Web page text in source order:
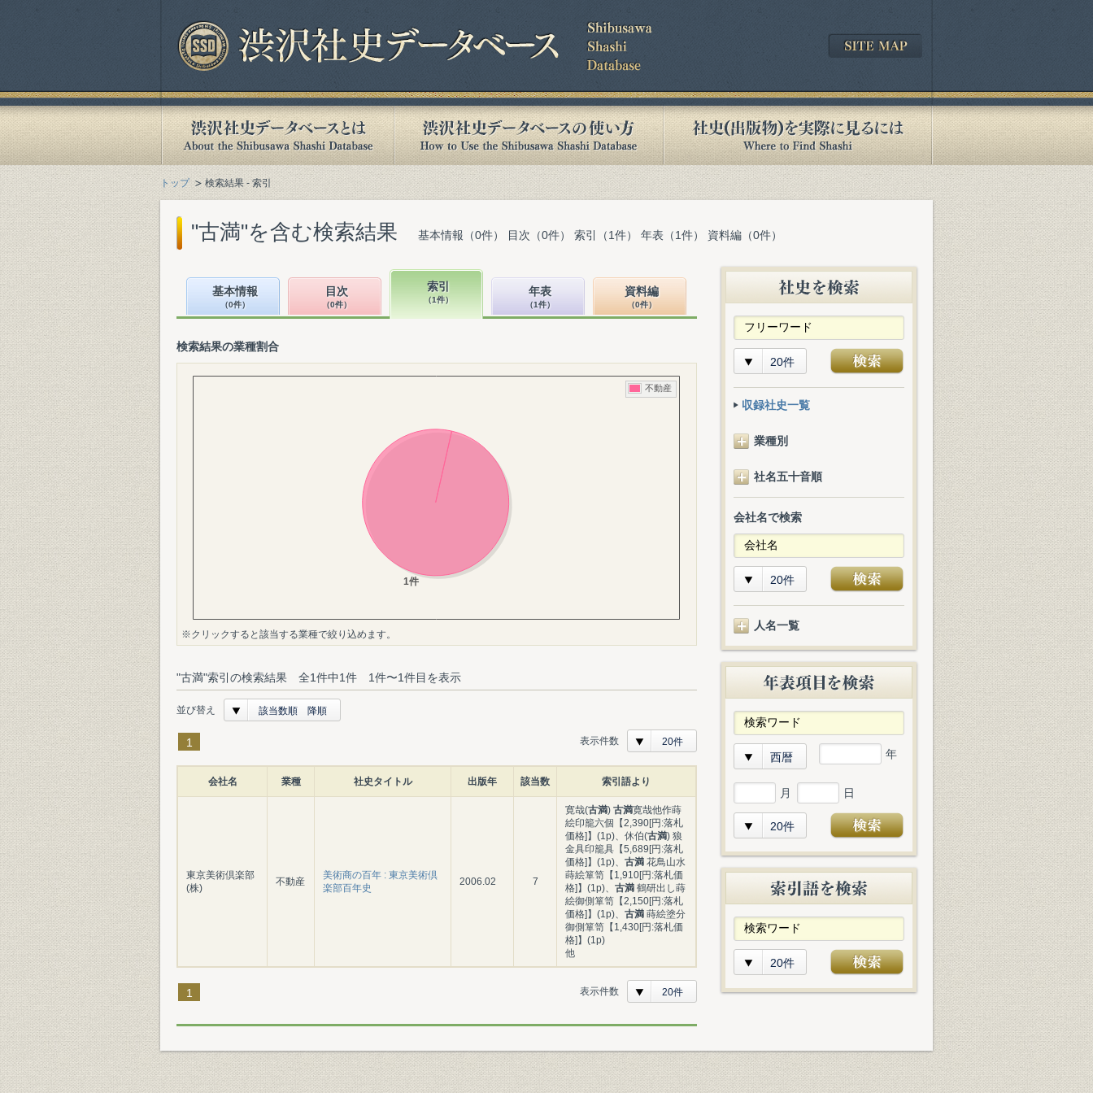
トップ 検索結果 - 索引
"古満"を含む検索結果 基本情報（0件） 目次（0件） 索引（1件） 年表（1件） 資料編（0件）
基本情報
（0件）
目次
（0件）
索引
（1件）
年表
（1件）
資料編
（0件）
検索結果の業種割合
※クリックすると該当する業種で絞り込めます。
"古満"索引の検索結果 全1件中1件 1件〜1件目を表示
並び替え 該当数順 降順
1 表示件数 20件
会社名 業種 社史タイトル 出版年 該当数 索引語より
東京美術倶楽部
(株)
不動産
美術商の百年 : 東京美術倶
楽部百年史
2006.02 7
寛哉(古満) 古満寛哉他作蒔
絵印籠六個【2,390[円:落札
価格]】(1p)、休伯(古満) 狼
金具印籠具【5,689[円:落札
価格]】(1p)、 古満 花鳥山水
蒔絵箪笥【1,910[円:落札価
格]】(1p)、 古満 鶴研出し蒔
絵御側箪笥【2,150[円:落札
価格]】(1p)、 古満 蒔絵塗分
御側箪笥【1,430[円:落札価
格]】(1p)
他
1 表示件数 20件
20件
収録社史一覧
業種別
社名五十音順
会社名で検索
20件
人名一覧
西暦 年
月 日
20件
20件